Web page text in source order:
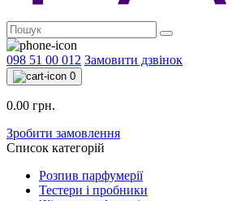
098 51 00 012 Замовити дзвінок
0
0.00 грн.
Зробити замовлення
Список категорій
Розпив парфумерії
Тестери і пробники